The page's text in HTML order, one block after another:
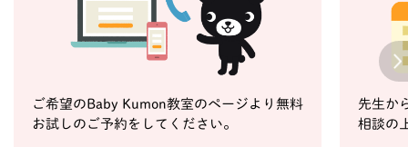
ご希望のBaby Kumon教室のページより無料
お試しのご予約をしてください。
先生か
相談の